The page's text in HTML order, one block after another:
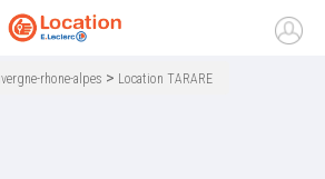
Accueil
rhone-alpes > Location TARARE